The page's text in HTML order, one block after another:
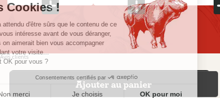
Ajouter au panier
Avis clients
AVIS À PROPOS DU PRODUIT
les Cookies !
On a attendu d'être sûrs que le contenu de ce
site vous intéresse avant de vous déranger,
mais on aimerait bien vous accompagner
pendant votre visite...
C'est OK pour vous ?
Consentements certifiés par
Non merci Je choisis OK pour moi